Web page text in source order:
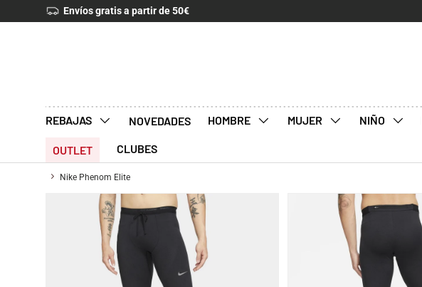
Devoluciones 30 días
REBAJAS NOVEDADES HOMBRE MUJER NIÑO
OUTLET CLUBES
Nike Phenom Elite